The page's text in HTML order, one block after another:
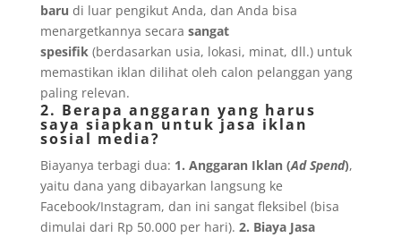
baru di luar pengikut Anda, dan Anda bisa
menargetkannya secara sangat
spesifik(berdasarkan usia, lokasi, minat, dll.) untuk
memastikan iklan dilihat oleh calon pelanggan yang
paling relevan.
2. Berapa anggaran yang harus
saya siapkan untuk jasa iklan
sosial media?
Biayanya terbagi dua: 1. Anggaran Iklan (Ad Spend),
yaitu dana yang dibayarkan langsung ke
Facebook/Instagram, dan ini sangat fleksibel (bisa
dimulai dari Rp 50.000 per hari). 2. Biaya Jasa